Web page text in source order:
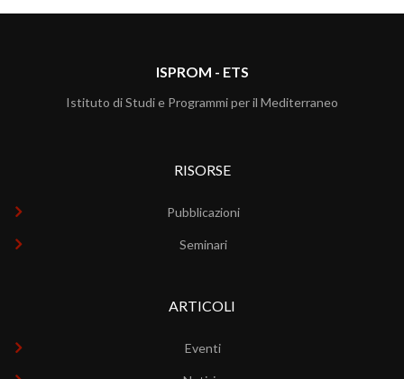
ISPROM - ETS
Istituto di Studi e Programmi per il Mediterraneo
RISORSE
Pubblicazioni
Seminari
ARTICOLI
Eventi